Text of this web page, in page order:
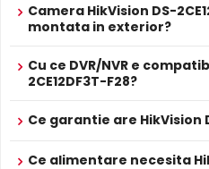
Camera HikVision DS-
caracter informativ.
Camera HikVision DS-
montata in exterior?
Cu ce DVR/NVR e
2CE12DF3T-F28?
Ce garantie are HikVision
Ce alimentare necesita